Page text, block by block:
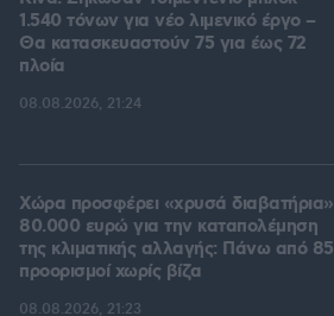
1.540 τόνων για νέο λιμενικό έργο –
Θα κατασκευαστούν 75 για έως 72
πλοία
08.08.2026, 21:24
Χώρα προσφέρει «χρυσά διαβατήρια»
80.000 ευρώ για την καταπολέμηση
της κλιματικής αλλαγής: Πάνω από 85
προορισμοί χωρίς βίζα
08.08.2026, 21:23